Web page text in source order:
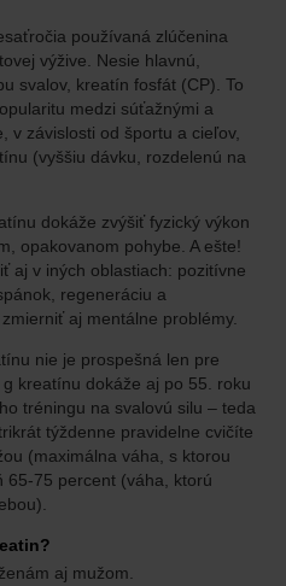
používaná zlúčenina
výžive. Nesie hlavnú,
svalov, kreatín fosfát (CP). To
medzi súťažnými a
v závislosti od športu a cieľov,
(vyššiu dávku, rozdelenú na
dokáže zvýšiť fyzický výkon
opakovanom pohybe. A ešte!
aj v iných oblastiach: pozitívne
regeneráciu a
aj mentálne problémy.
nie je prospešná len pre
kreatínu dokáže aj po 55. roku
tréningu na svalovú silu – teda
týždenne pravidelne cvičíte
(maximálna váha, s ktorou
65-75 percent (váha, ktorú
aj mužom.